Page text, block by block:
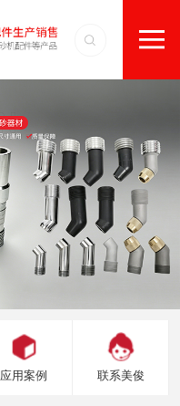
应用案例 联系美俊